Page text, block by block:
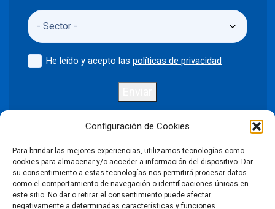
Configuración de Cookies
Para brindar las mejores experiencias, utilizamos tecnologías como
cookies para almacenar y/o acceder a información del dispositivo. Dar
su consentimiento a estas tecnologías nos permitirá procesar datos
como el comportamiento de navegación o identificaciones únicas en
este sitio. No dar o retirar el consentimiento puede afectar
negativamente a determinadas características y funciones.
He leído y acepto laspolíticas de privacidad
Política de privacidad Aviso legal
Política de cookies